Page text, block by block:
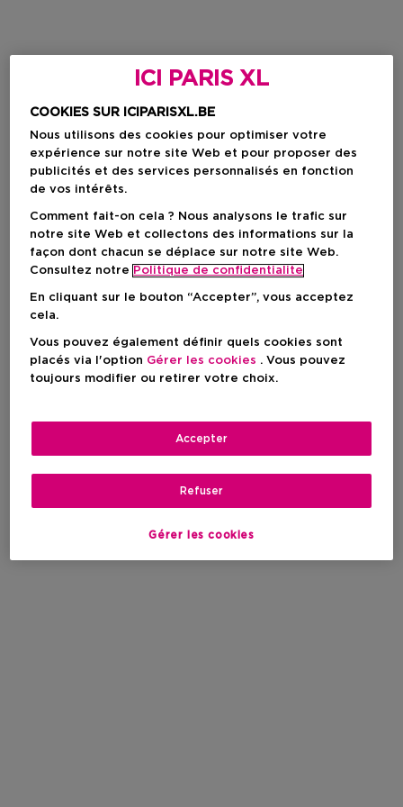
ICI PARIS XL
COOKIES SUR ICIPARISXL.BE
Nous utilisons des cookies pour optimiser votre
expérience sur notre site Web et pour proposer des
publicités et des services personnalisés en fonction
de vos intérêts.
Comment fait-on cela ? Nous analysons le trafic sur
notre site Web et collectons des informations sur la
façon dont chacun se déplace sur notre site Web.
Consultez notre Politique de confidentialite
En cliquant sur le bouton “Accepter”, vous acceptez
cela.
Vous pouvez également définir quels cookies sont
placés via l'option Gérer les cookies . Vous pouvez
toujours modifier ou retirer votre choix.
Gérer les cookies
Refuser
Accepter